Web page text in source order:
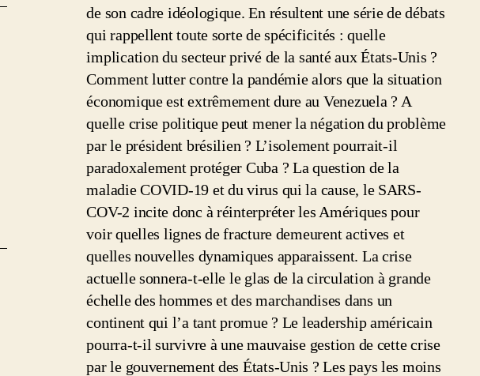
de son cadre idéologique. En résultent une série de débats
qui rappellent toute sorte de spécificités : quelle
implication du secteur privé de la santé aux États-Unis ?
Comment lutter contre la pandémie alors que la situation
économique est extrêmement dure au Venezuela ? A
quelle crise politique peut mener la négation du problème
par le président brésilien ? L’isolement pourrait-il
paradoxalement protéger Cuba ? La question de la
maladie COVID-19 et du virus qui la cause, le SARS-
COV-2 incite donc à réinterpréter les Amériques pour
voir quelles lignes de fracture demeurent actives et
quelles nouvelles dynamiques apparaissent. La crise
actuelle sonnera-t-elle le glas de la circulation à grande
échelle des hommes et des marchandises dans un
continent qui l’a tant promue ? Le leadership américain
pourra-t-il survivre à une mauvaise gestion de cette crise
par le gouvernement des États-Unis ? Les pays les moins